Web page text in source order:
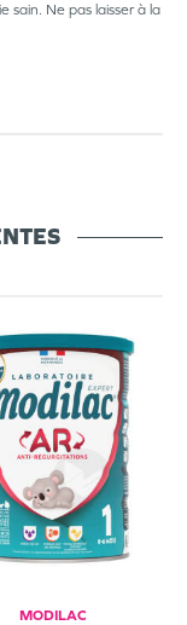
sain. Ne pas laisser à la
MODILAC